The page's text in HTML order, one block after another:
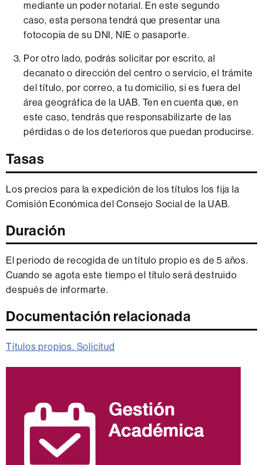
mediante un poder notarial. En este segundo
caso, esta persona tendrá que presentar una
fotocopia de su DNI, NIE o pasaporte.
Por otro lado, podrás solicitar por escrito, al
decanato o dirección del centro o servicio, el trámite
del título, por correo, a tu domicilio, si es fuera del
área geográfica de la UAB. Ten en cuenta que, en
este caso, tendrás que responsabilizarte de las
pérdidas o de los deterioros que puedan producirse.
Tasas
Los precios para la expedición de los títulos los fija la
Comisión Económica del Consejo Social de la UAB.
Duración
El periodo de recogida de un título propio es de 5 años.
Cuando se agota este tiempo el título será destruido
después de informarte.
Documentación relacionada
Títulos propios. Solicitud
Información